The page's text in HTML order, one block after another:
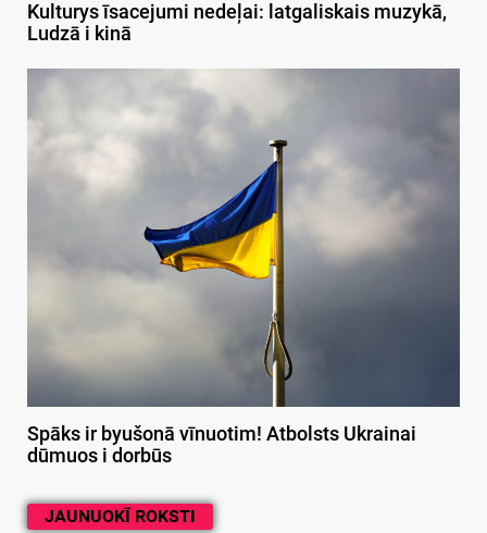
Kulturys īsacejumi nedeļai: latgaliskais muzykā,
Ludzā i kinā
Spāks ir byušonā vīnuotim! Atbolsts Ukrainai
dūmuos i dorbūs
JAUNUOKĪ ROKSTI